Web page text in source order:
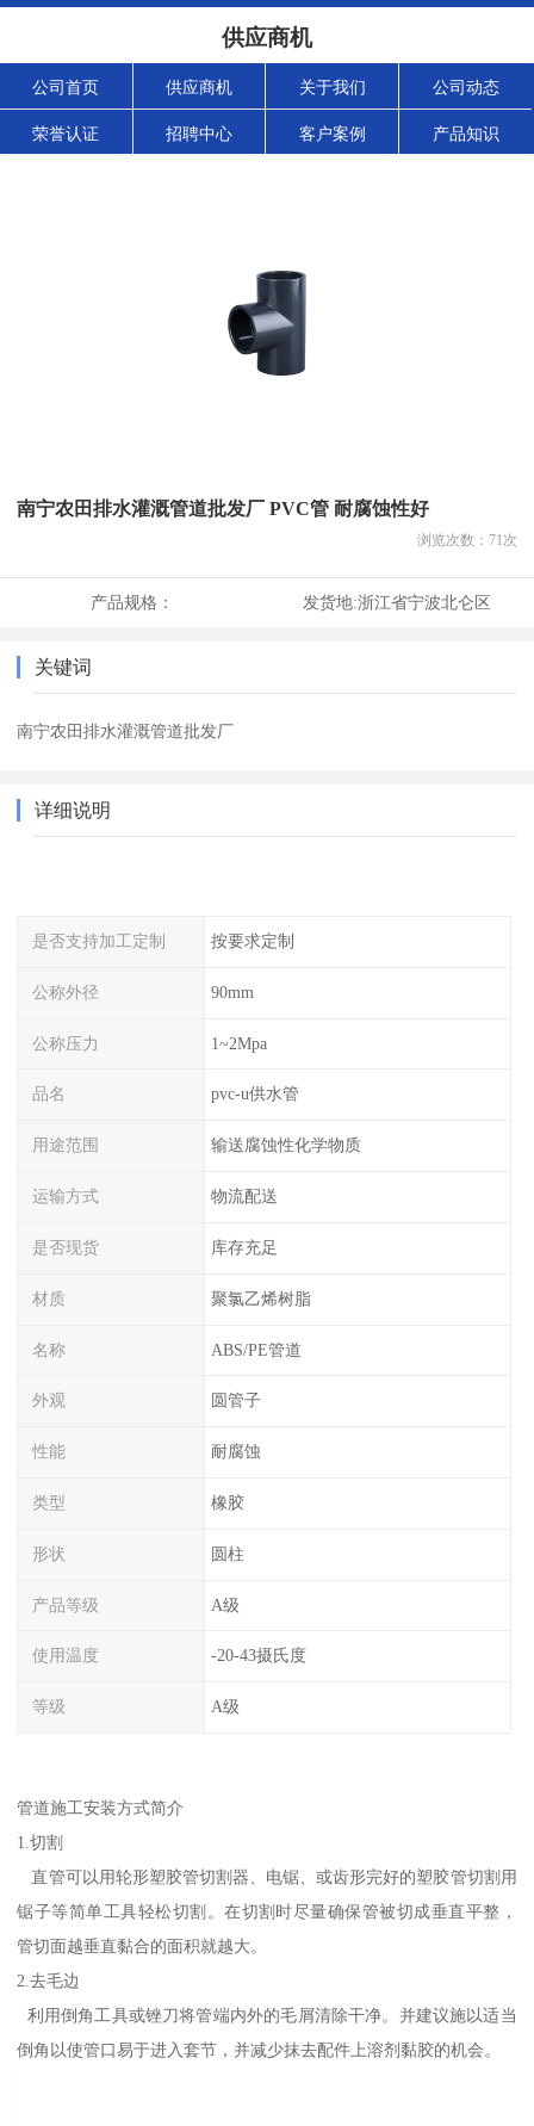
供应商机
公司首页 供应商机 关于我们 公司动态
荣誉认证 招聘中心 客户案例 产品知识
南宁农田排水灌溉管道批发厂 PVC管 耐腐蚀性好
浏览次数： 71次
产品规格： 发货地:浙江省宁波北仑区
关键词
南宁农田排水灌溉管道批发厂
详细说明
是否支持加工定制 按要求定制
公称外径 90mm
公称压力 1~2Mpa
品名 pvc-u供水管
用途范围 输送腐蚀性化学物质
运输方式 物流配送
是否现货 库存充足
材质 聚氯乙烯树脂
名称 ABS/PE管道
外观 圆管子
性能 耐腐蚀
类型 橡胶
形状 圆柱
产品等级 A级
使用温度 -20-43摄氏度
等级 A级
管道施工安装方式简介
1.切割
直管可以用轮形塑胶管切割器、电锯、或齿形完好的塑胶管切割用
锯子等简单工具轻松切割。在切割时尽量确保管被切成垂直平整，
管切面越垂直黏合的面积就越大。
2.去毛边
利用倒角工具或锉刀将管端内外的毛屑清除干净。并建议施以适当
倒角以使管口易于进入套节，并减少抹去配件上溶剂黏胶的机会。